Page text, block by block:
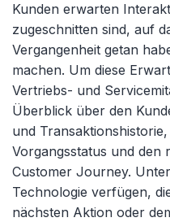
Kunden erwarten
zugeschnitten sind, auf
Vergangenheit getan
machen. Um diese
Vertriebs- und
Überblick über den
und
Vorgangsstatus und den
Customer Journey.
Technologie verfügen,
nächsten Aktion oder